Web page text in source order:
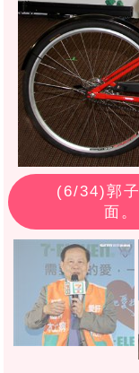
(6/34)郭
面